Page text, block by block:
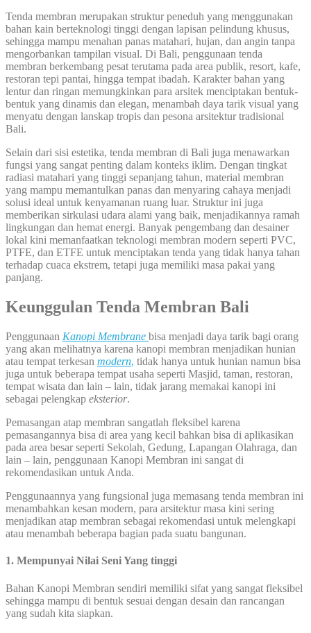
Tenda membran merupakan struktur peneduh yang menggunakan
bahan kain berteknologi tinggi dengan lapisan pelindung khusus,
sehingga mampu menahan panas matahari, hujan, dan angin tanpa
mengorbankan tampilan visual. Di Bali, penggunaan tenda
membran berkembang pesat terutama pada area publik, resort, kafe,
restoran tepi pantai, hingga tempat ibadah. Karakter bahan yang
lentur dan ringan memungkinkan para arsitek menciptakan bentuk-
bentuk yang dinamis dan elegan, menambah daya tarik visual yang
menyatu dengan lanskap tropis dan pesona arsitektur tradisional
Bali.
Selain dari sisi estetika, tenda membran di Bali juga menawarkan
fungsi yang sangat penting dalam konteks iklim. Dengan tingkat
radiasi matahari yang tinggi sepanjang tahun, material membran
yang mampu memantulkan panas dan menyaring cahaya menjadi
solusi ideal untuk kenyamanan ruang luar. Struktur ini juga
memberikan sirkulasi udara alami yang baik, menjadikannya ramah
lingkungan dan hemat energi. Banyak pengembang dan desainer
lokal kini memanfaatkan teknologi membran modern seperti PVC,
PTFE, dan ETFE untuk menciptakan tenda yang tidak hanya tahan
terhadap cuaca ekstrem, tetapi juga memiliki masa pakai yang
panjang.
Keunggulan Tenda Membran Bali
Penggunaan Kanopi Membrane bisa menjadi daya tarik bagi orang
yang akan melihatnya karena kanopi membran menjadikan hunian
atau tempat terkesan modern, tidak hanya untuk hunian namun bisa
juga untuk beberapa tempat usaha seperti Masjid, taman, restoran,
tempat wisata dan lain – lain, tidak jarang memakai kanopi ini
sebagai pelengkap eksterior.
Pemasangan atap membran sangatlah fleksibel karena
pemasangannya bisa di area yang kecil bahkan bisa di aplikasikan
pada area besar seperti Sekolah, Gedung, Lapangan Olahraga, dan
lain – lain, penggunaan Kanopi Membran ini sangat di
rekomendasikan untuk Anda.
Penggunaannya yang fungsional juga memasang tenda membran ini
menambahkan kesan modern, para arsitektur masa kini sering
menjadikan atap membran sebagai rekomendasi untuk melengkapi
atau menambah beberapa bagian pada suatu bangunan.
1. Mempunyai Nilai Seni Yang tinggi
Bahan Kanopi Membran sendiri memiliki sifat yang sangat fleksibel
sehingga mampu di bentuk sesuai dengan desain dan rancangan
yang sudah kita siapkan.